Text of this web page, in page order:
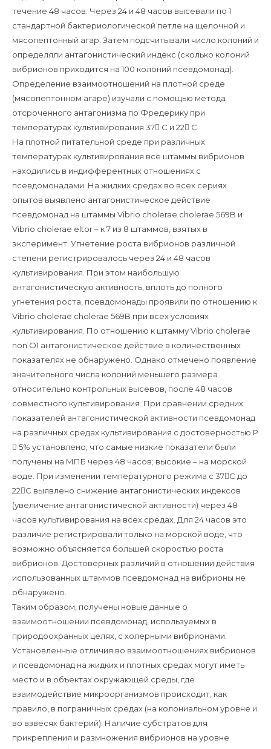
течение 48 часов. Через 24 и 48 часов высевали по 1
стандартной бактериологической петле на щелочной и
мясопептонный агар. Затем подсчитывали число колоний и
определяли антагонистический индекс (сколько колоний
вибрионов приходится на 100 колоний псевдомонад).
Определение взаимоотношений на плотной среде
(мясопептонном агаре) изучали с помощью метода
отсроченного антагонизма по Фредерику при
температурах культивирования 37 С и 22 С.
На плотной питательной среде при различных
температурах культивирования все штаммы вибрионов
находились в индифферентных отношениях с
псевдомонадами. На жидких средах во всех сериях
опытов выявлено антагонистическое действие
псевдомонад на штаммы Vibrio cholerae cholerae 569B и
Vibrio cholerae eltor – к 7 из 8 штаммов, взятых в
эксперимент. Угнетение роста вибрионов различной
степени регистрировалось через 24 и 48 часов
культивирования. При этом наибольшую
антагонистическую активность, вплоть до полного
угнетения роста, псевдомонады проявили по отношению к
Vibrio cholerae cholerae 569B при всех условиях
культивирования. По отношению к штамму Vibrio cholerae
non O1 антагонистическое действие в количественных
показателях не обнаружено. Однако отмечено появление
значительного числа колоний меньшего размера
относительно контрольных высевов, после 48 часов
совместного культивирования. При сравнении средних
показателей антагонистической активности псевдомонад
на различных средах культивирования с достоверностью Р
 5% установлено, что самые низкие показатели были
получены на МПБ через 48 часов; высокие – на морской
воде. При изменении температурного режима с 37С до
22С выявлено снижение антагонистических индексов
(увеличение антагонистической активности) через 48
часов культивирования на всех средах. Для 24 часов это
различие регистрировали только на морской воде, что
возможно объясняется большей скоростью роста
вибрионов. Достоверных различий в отношении действия
использованных штаммов псевдомонад на вибрионы не
обнаружено.
Таким образом, получены новые данные о
взаимоотношении псевдомонад, используемых в
природоохранных целях, с холерными вибрионами.
Установленные отличия во взаимоотношениях вибрионов
и псевдомонад на жидких и плотных средах могут иметь
место и в объектах окружающей среды, где
взаимодействие микроорганизмов происходит, как
правило, в пограничных средах (на колониальном уровне и
во взвесях бактерий). Наличие субстратов для
прикрепления и размножения вибрионов на уровне